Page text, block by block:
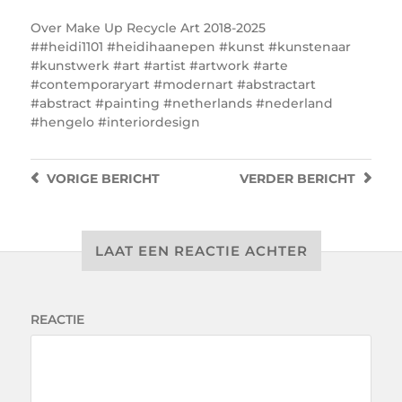
Over Make Up Recycle Art 2018-2025
#heidi1101 #heidihaanepen #kunst #kunstenaar
#kunstwerk #art #artist #artwork #arte
#contemporaryart #modernart #abstractart
#abstract #painting #netherlands #nederland
#hengelo #interiordesign
VERDER BERICHT
VORIGEBERICHT
LAAT EEN REACTIE ACHTER
REACTIE